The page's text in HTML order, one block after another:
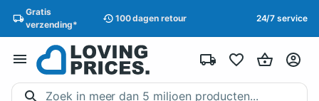
Gratis
verzending*
100 dagen retour 24/7 service